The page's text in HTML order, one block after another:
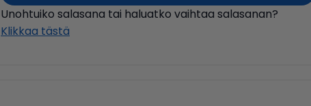
Unohtuiko salasana tai haluatko vaihtaa salasanan?
Klikkaa tästä